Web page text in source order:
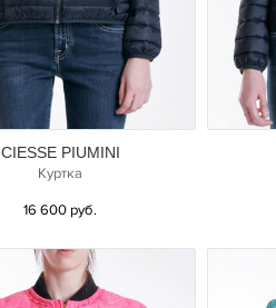
CIESSE PIUMINI
Куртка
16 600 руб.